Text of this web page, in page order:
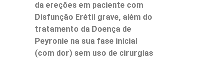
da ereções em paciente com
Disfunção Erétil grave, além do
tratamento da Doença de
Peyronie na sua fase inicial
(com dor) sem uso de cirurgias